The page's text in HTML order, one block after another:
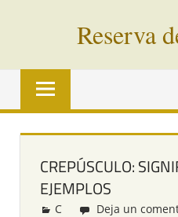
Reserva
Palabras
vías
todo
CREPÚSCULO:
EJEMPLOS
Redacción
C Deja un